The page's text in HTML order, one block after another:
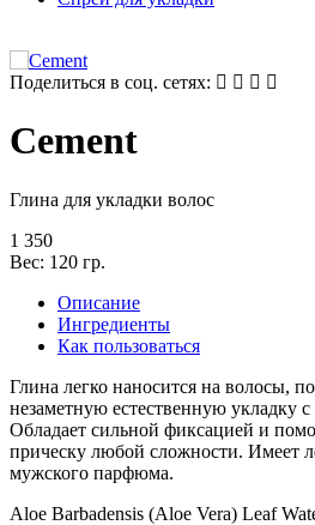
Поделиться в соц. сетях:
Cement
Глина для укладки волос
1 350
Вес: 120 гр.
Описание
Ингредиенты
Как пользоваться
Глина легко наносится на волосы,
незаметную естественную укладку
Обладает сильной фиксацией и
прическу любой сложности. Имеет
мужского парфюма.
Aloe Barbadensis (Aloe Vera) Leaf